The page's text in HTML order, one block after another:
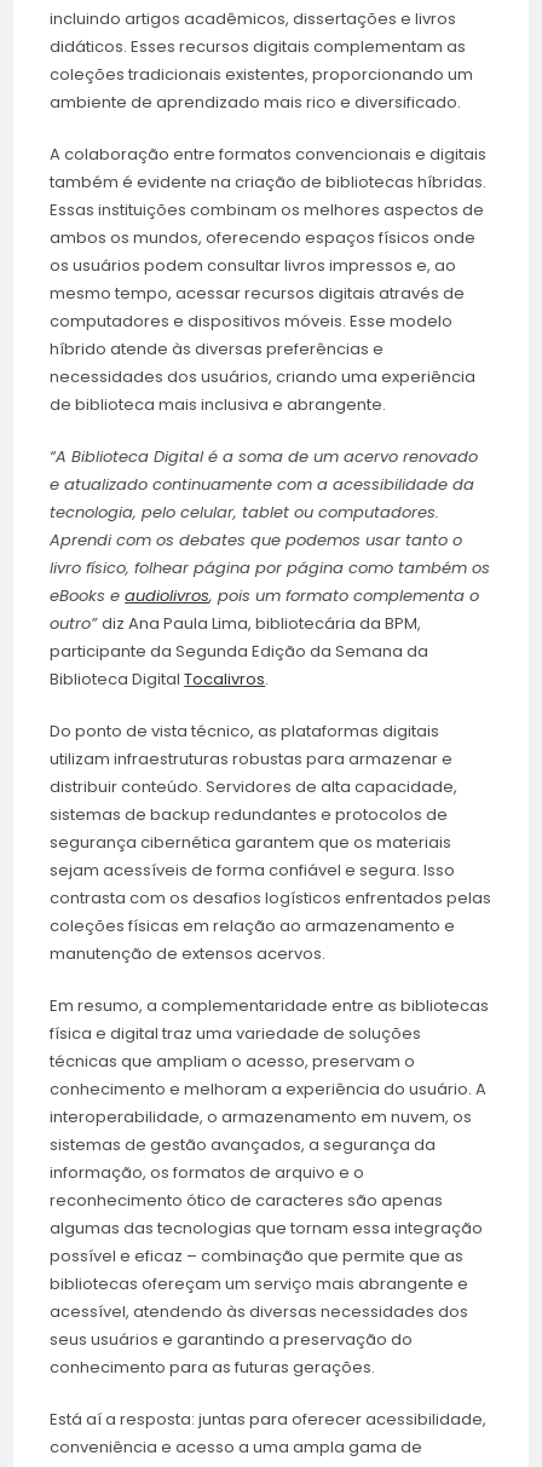
incluindo artigos acadêmicos, dissertações e livros
didáticos. Esses recursos digitais complementam as
coleções tradicionais existentes, proporcionando um
ambiente de aprendizado mais rico e diversificado.
A colaboração entre formatos convencionais e digitais
também é evidente na criação de bibliotecas híbridas.
Essas instituições combinam os melhores aspectos de
ambos os mundos, oferecendo espaços físicos onde
os usuários podem consultar livros impressos e, ao
mesmo tempo, acessar recursos digitais através de
computadores e dispositivos móveis. Esse modelo
híbrido atende às diversas preferências e
necessidades dos usuários, criando uma experiência
de biblioteca mais inclusiva e abrangente.
“A Biblioteca Digital é a soma de um acervo renovado
e atualizado continuamente com a acessibilidade da
tecnologia, pelo celular, tablet ou computadores.
Aprendi com os debates que podemos usar tanto o
livro físico, folhear página por página como também os
eBooks eaudiolivros, pois um formato complementa o
outro”diz Ana Paula Lima, bibliotecária da BPM,
participante da Segunda Edição da Semana da
Biblioteca DigitalTocalivros.
Do ponto de vista técnico, as plataformas digitais
utilizam infraestruturas robustas para armazenar e
distribuir conteúdo. Servidores de alta capacidade,
sistemas de backup redundantes e protocolos de
segurança cibernética garantem que os materiais
sejam acessíveis de forma confiável e segura. Isso
contrasta com os desafios logísticos enfrentados pelas
coleções físicas em relação ao armazenamento e
manutenção de extensos acervos.
Em resumo, a complementaridade entre as bibliotecas
física e digital traz uma variedade de soluções
técnicas que ampliam o acesso, preservam o
conhecimento e melhoram a experiência do usuário. A
interoperabilidade, o armazenamento em nuvem, os
sistemas de gestão avançados, a segurança da
informação, os formatos de arquivo e o
reconhecimento ótico de caracteres são apenas
algumas das tecnologias que tornam essa integração
possível e eficaz – combinação que permite que as
bibliotecas ofereçam um serviço mais abrangente e
acessível, atendendo às diversas necessidades dos
seus usuários e garantindo a preservação do
conhecimento para as futuras gerações.
Está aí a resposta: juntas para oferecer acessibilidade,
conveniência e acesso a uma ampla gama de